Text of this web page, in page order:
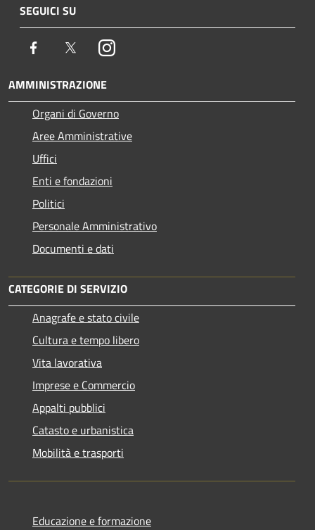
SEGUICI SU
Facebook TwitterInstagram
AMMINISTRAZIONE
Organi di Governo
Aree Amministrative
Uffici
Enti e fondazioni
Politici
Personale Amministrativo
Documenti e dati
CATEGORIE DI SERVIZIO
Anagrafe e stato civile
Cultura e tempo libero
Vita lavorativa
Imprese e Commercio
Appalti pubblici
Catasto e urbanistica
Mobilità e trasporti
Educazione e formazione